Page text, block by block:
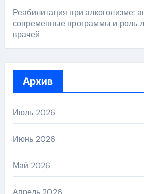
Реабилитация при алкоголизме:
современные программы и роль
врачей
Архив
Июль 2026
Июнь 2026
Май 2026